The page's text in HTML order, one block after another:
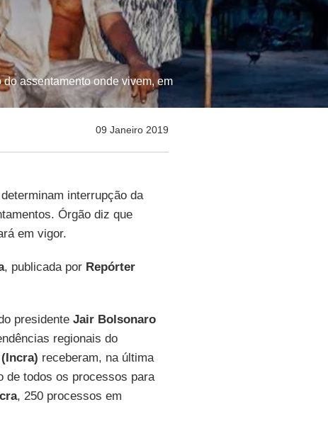
assentamento onde vivem, em
09 Janeiro 2019
interrupção da
Órgão diz que
em vigor.
, publicada por Repórter
presidente Jair Bolsonaro
regionais do
(Incra) receberam, na última
de todos os processos para
, 250 processos em